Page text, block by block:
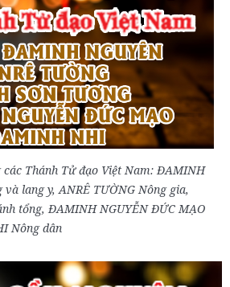
các Thánh Tử đạo Việt Nam: ĐAMINH
lang y, ANRÊ TƯỜNG Nông gia,
tổng, ĐAMINH NGUYỄN ĐỨC MẠO
Nông dân